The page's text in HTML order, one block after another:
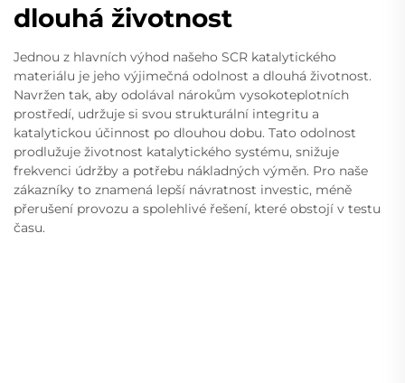
dlouhá životnost
Jednou z hlavních výhod našeho SCR katalytického
materiálu je jeho výjimečná odolnost a dlouhá životnost.
Navržen tak, aby odolával nárokům vysokoteplotních
prostředí, udržuje si svou strukturální integritu a
katalytickou účinnost po dlouhou dobu. Tato odolnost
prodlužuje životnost katalytického systému, snižuje
frekvenci údržby a potřebu nákladných výměn. Pro naše
zákazníky to znamená lepší návratnost investic, méně
přerušení provozu a spolehlivé řešení, které obstojí v testu
času.